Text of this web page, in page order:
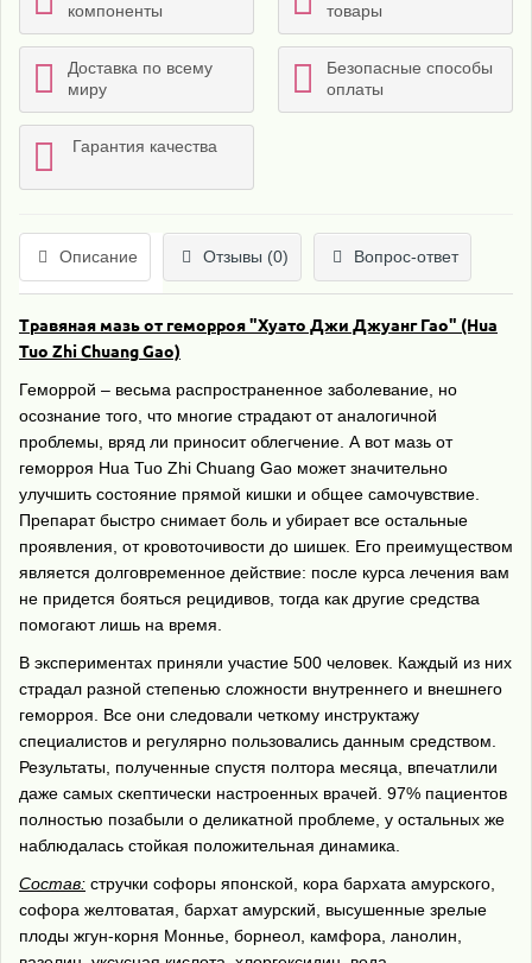
компоненты
товары
Доставка по всему
миру
Безопасные способы
оплаты
Гарантия качества
Описание Отзывы (0) Вопрос-ответ
Травяная мазь от геморроя "Хуато Джи Джуанг Гао" (Hua
Tuo Zhi Chuang Gao)
Геморрой – весьма распространенное заболевание, но
осознание того, что многие страдают от аналогичной
проблемы, вряд ли приносит облегчение. А вот мазь от
геморроя Hua Tuo Zhi Chuang Gao может значительно
улучшить состояние прямой кишки и общее самочувствие.
Препарат быстро снимает боль и убирает все остальные
проявления, от кровоточивости до шишек. Его преимуществом
является долговременное действие: после курса лечения вам
не придется бояться рецидивов, тогда как другие средства
помогают лишь на время.
В экспериментах приняли участие 500 человек. Каждый из них
страдал разной степенью сложности внутреннего и внешнего
геморроя. Все они следовали четкому инструктажу
специалистов и регулярно пользовались данным средством.
Результаты, полученные спустя полтора месяца, впечатлили
даже самых скептически настроенных врачей. 97% пациентов
полностью позабыли о деликатной проблеме, у остальных же
наблюдалась стойкая положительная динамика.
Состав: стручки софоры японской, кора бархата амурского,
софора желтоватая, бархат амурский, высушенные зрелые
плоды жгун-корня Моннье, борнеол, камфора, ланолин,